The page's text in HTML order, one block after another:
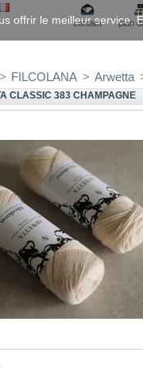
contact plan
> FILCOLANA > Arwetta
CLASSIC 383 CHAMPAGNE
offrir le meilleur